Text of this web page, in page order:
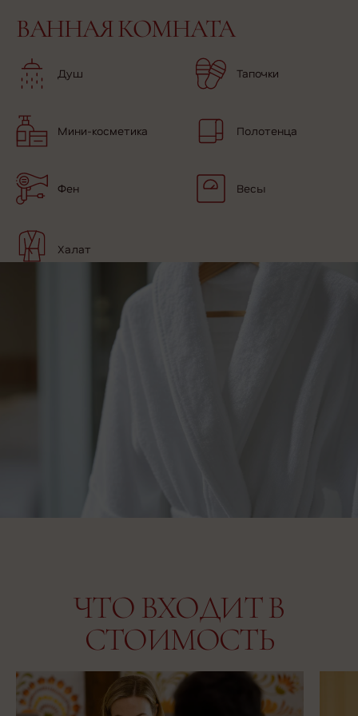
ВАННАЯ КОМНАТА
Душ
Мини-косметика
Фен
Халат
Тапочки
Полотенца
Весы
ЧТО ВХОДИТ В
СТОИМОСТЬ